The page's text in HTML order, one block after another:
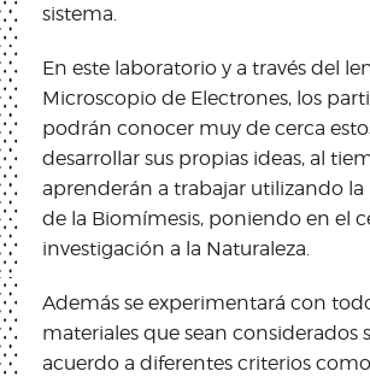
sistema.
En este laboratorio y a través del
Microscopio de Electrones, los
podrán conocer muy de cerca
desarrollar sus propias ideas, al
aprenderán a trabajar utilizando
de la Biomímesis, poniendo en el
investigación a la Naturaleza.
Además se experimentará con
materiales que sean considerados
acuerdo a diferentes criterios